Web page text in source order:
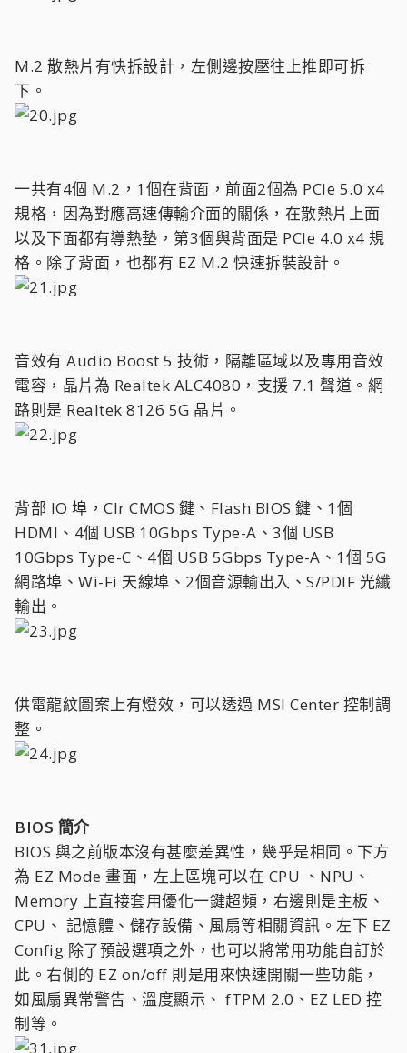
M.2 散熱片有快拆設計，左側邊按壓往上推即可拆
下。
一共有4個 M.2，1個在背面，前面2個為 PCIe 5.0 x4
規格，因為對應高速傳輸介面的關係，在散熱片上面
以及下面都有導熱墊，第3個與背面是 PCIe 4.0 x4 規
格。除了背面，也都有 EZ M.2 快速拆裝設計。
音效有 Audio Boost 5 技術，隔離區域以及專用音效
電容，晶片為 Realtek ALC4080，支援 7.1 聲道。網
路則是 Realtek 8126 5G 晶片。
背部 IO 埠，Clr CMOS 鍵、Flash BIOS 鍵、1個
HDMI、4個 USB 10Gbps Type-A、3個 USB
10Gbps Type-C、4個 USB 5Gbps Type-A、1個 5G
網路埠、Wi-Fi 天線埠、2個音源輸出入、S/PDIF 光纖
輸出。
供電龍紋圖案上有燈效，可以透過 MSI Center 控制調
整。
BIOS 簡介
BIOS 與之前版本沒有甚麼差異性，幾乎是相同。下方
為 EZ Mode 畫面，左上區塊可以在 CPU 、NPU、
Memory 上直接套用優化一鍵超頻，右邊則是主板、
CPU、 記憶體、儲存設備、風扇等相關資訊。左下 EZ
Config 除了預設選項之外，也可以將常用功能自訂於
此。右側的 EZ on/off 則是用來快速開關一些功能，
如風扇異常警告、溫度顯示、 fTPM 2.0、EZ LED 控
制等。